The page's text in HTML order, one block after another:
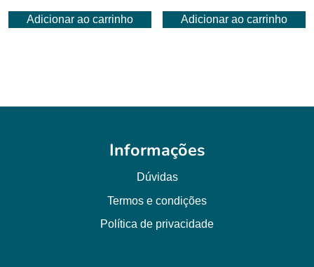
Adicionar ao carrinho Adicionar ao carrinho
Informações
Dúvidas
Termos e condições
Política de privacidade